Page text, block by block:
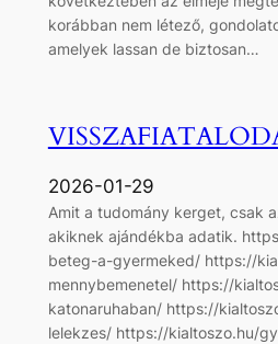
korábban nem létező,
amelyek lassan de biztosan…
2026-01-29
Amit a tudomány kerget, csak
akiknek ajándékba adatik.
beteg-a-gyermeked/ https://
mennybemenetel/ https://
katonaruhaban/ https://
lelekzes/ https://kialtoszo.hu/